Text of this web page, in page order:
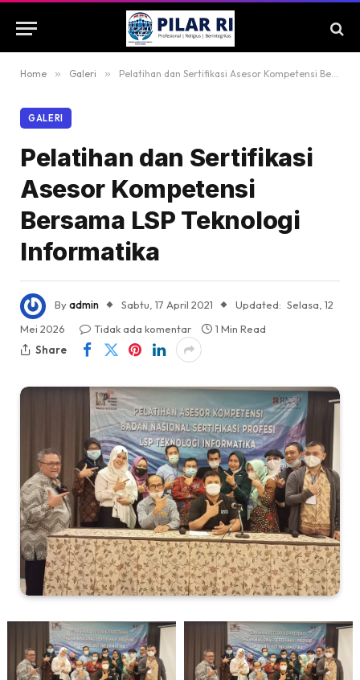
Home » Galeri » Pelatihan dan Sertifikasi Asesor Kompetensi Bersama LSP Teknologi Informatika
GALERI
Pelatihan dan Sertifikasi
Asesor Kompetensi
Bersama LSP Teknologi
Informatika
Byadmin Sabtu, 17 April 2021 Updated: Selasa, 12
Mei 2026
Tidak ada komentar
1 Min Read
Share